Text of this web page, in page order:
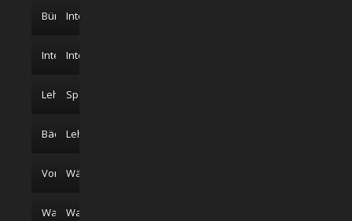
Büro Internatszimmer
Internatszimmer
Internatszimmer
LehrsaalSpeiseraum
BäckereiLehrküche
Vorratsraum
Wäscheraum
Waschküche
Waschraum